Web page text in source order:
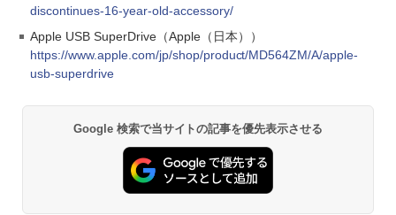
discontinues-16-year-old-accessory/
Apple USB SuperDrive（Apple（日本））
https://www.apple.com/jp/shop/product/MD564ZM/A/apple-
usb-superdrive
Google 検索で当サイトの記事を優先表示させる